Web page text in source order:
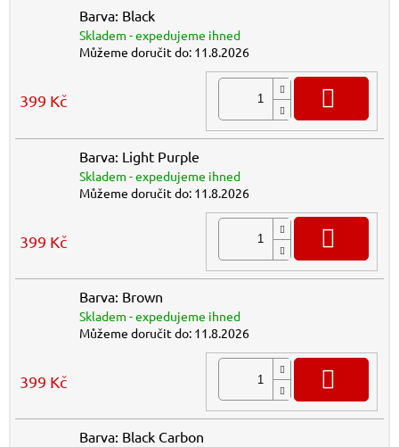
Barva: Black
Skladem - expedujeme ihned
Můžeme doručit do: 11.8.2026
399 Kč
Barva: Light Purple
Skladem - expedujeme ihned
Můžeme doručit do: 11.8.2026
399 Kč
Barva: Brown
Skladem - expedujeme ihned
Můžeme doručit do: 11.8.2026
399 Kč
Barva: Black Carbon